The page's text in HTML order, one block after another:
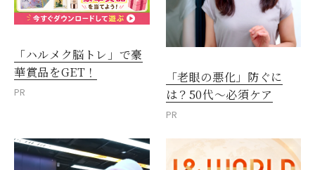
「ハルメク脳トレ」で豪
華賞品をGET！
PR
「老眼の悪化」防ぐに
は？50代～必須ケア
PR